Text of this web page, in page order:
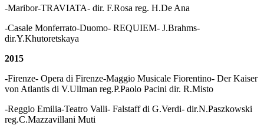
-Maribor-TRAVIATA- dir. F.Rosa reg. H.De Ana
-Casale Monferrato-Duomo- REQUIEM- J.Brahms-
dir.Y.Khutoretskaya
2015
-Firenze- Opera di Firenze-Maggio Musicale Fiorentino- Der Kaiser
von Atlantis di V.Ullman reg.P.Paolo Pacini dir. R.Misto
-Reggio Emilia-Teatro Valli- Falstaff di G.Verdi- dir.N.Paszkowski
reg.C.Mazzavillani Muti